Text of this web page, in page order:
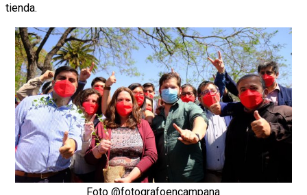
tienda.
Foto @fotografoencampana